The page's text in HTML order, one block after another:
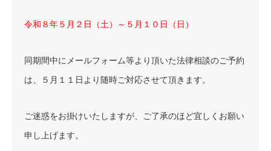
令和８年５月２日（土）～５月１０日（日）
同期間中にメールフォーム等より頂いた法律相談のご予約
は、５月１１日より随時ご対応させて頂きます。
ご迷惑をお掛けいたしますが、ご了承のほど宜しくお願い
申し上げます。